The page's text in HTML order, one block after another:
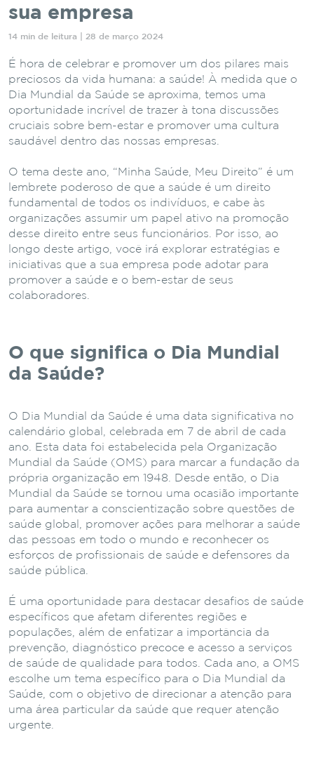
sua empresa
14 min de leitura | 28 de março 2024
É hora de celebrar e promover um dos pilares mais
preciosos da vida humana: a saúde! À medida que o
Dia Mundial da Saúde se aproxima, temos uma
oportunidade incrível de trazer à tona discussões
cruciais sobre bem-estar e promover uma cultura
saudável dentro das nossas empresas.
O tema deste ano, “Minha Saúde, Meu Direito” é um
lembrete poderoso de que a saúde é um direito
fundamental de todos os indivíduos, e cabe às
organizações assumir um papel ativo na promoção
desse direito entre seus funcionários. Por isso, ao
longo deste artigo, você irá explorar estratégias e
iniciativas que a sua empresa pode adotar para
promover a saúde e o bem-estar de seus
colaboradores.
O que significa o Dia Mundial
da Saúde?
O Dia Mundial da Saúde é uma data significativa no
calendário global, celebrada em 7 de abril de cada
ano. Esta data foi estabelecida pela Organização
Mundial da Saúde (OMS) para marcar a fundação da
própria organização em 1948. Desde então, o Dia
Mundial da Saúde se tornou uma ocasião importante
para aumentar a conscientização sobre questões de
saúde global, promover ações para melhorar a saúde
das pessoas em todo o mundo e reconhecer os
esforços de profissionais de saúde e defensores da
saúde pública.
É uma oportunidade para destacar desafios de saúde
específicos que afetam diferentes regiões e
populações, além de enfatizar a importância da
prevenção, diagnóstico precoce e acesso a serviços
de saúde de qualidade para todos. Cada ano, a OMS
escolhe um tema específico para o Dia Mundial da
Saúde, com o objetivo de direcionar a atenção para
uma área particular da saúde que requer atenção
urgente.